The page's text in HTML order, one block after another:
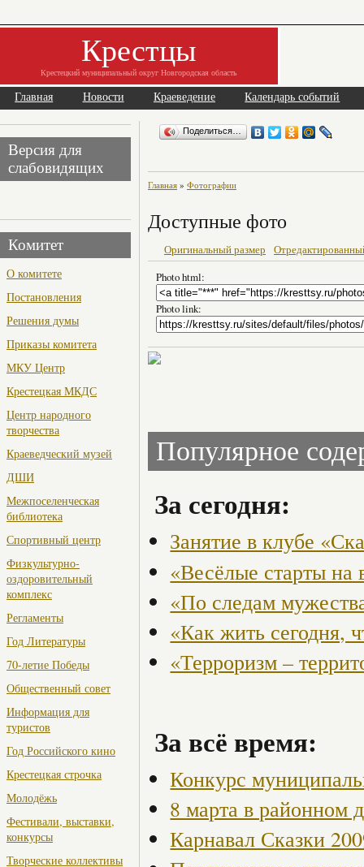
Крестцы
Крестецкий муниципальный округ Новгородская область
Главная Новости Краеведение Календарь событий
Версия для
слабовидящих
Комитет
О комитете
Постановления
Решения думы
Приказы комитета
МКУ Центр
Крестецкая МКДС
Центр народного
творчества
Краеведческий музей
ДШИ
Межпоселенческая
библиотека
Спортивный центр
Физкультурно-
оздоровительный
комплекс
Регламенты
Год Литературы
70-летие Победы
Общественный совет
Информация для
туристов
Год Российского кино
Крестецкая строчка
Молодёжь
Фестивали, выставки,
конкурсы
Творческие коллективы
Поделиться…
Главная » Фотографии
Доступные фото
Оригинальный размер
Photo html:
Photo link:
Популярное
За сегодня:
Занятие в клубе
«Весёлые старты на
«По следам
«Как жить сегодня,
«Терроризм –
За всё время:
Конкурс
8 марта в районном
Карнавал Сказки